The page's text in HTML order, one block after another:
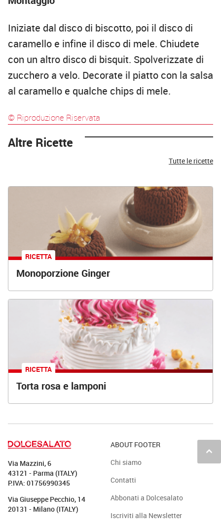
Iniziate dal disco di biscotto, poi il disco di
caramello e infine il disco di mele. Chiudete
con un altro disco di bisquit. Spolverizzate di
zucchero a velo. Decorate il piatto con la salsa
al caramello e qualche chips di mele.
© Riproduzione Riservata
Altre Ricette
Tutte le ricette
RICETTA
Monoporzione Ginger
RICETTA
Torta rosa e lamponi
keyboard_arrow_up
Via Mazzini, 6
43121 - Parma (ITALY)
P.IVA: 01756990345
Via Giuseppe Pecchio, 14
20131 - Milano (ITALY)
ABOUT FOOTER
Chi siamo
Contatti
Abbonati a Dolcesalato
Iscriviti alla Newsletter